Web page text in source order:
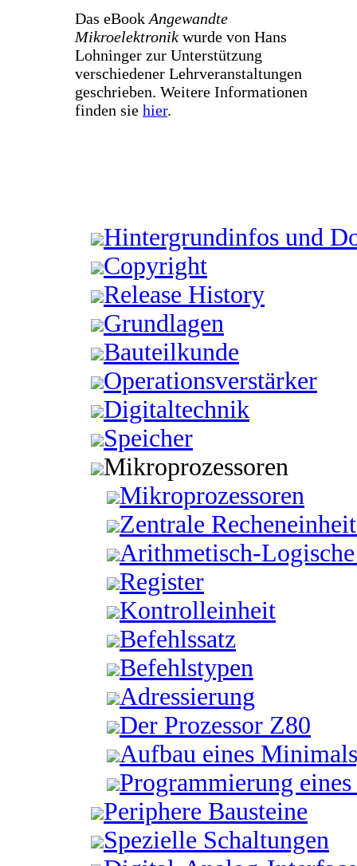
Das eBook Angewandte
Mikroelektronik wurde von Hans
Lohninger zur Unterstützung
verschiedener Lehrveranstaltungen
geschrieben. Weitere Informationen
finden sie hier.
Hintergrundinfos und
Copyright
Release History
Grundlagen
Bauteilkunde
Operationsverstärker
Digitaltechnik
Speicher
Mikroprozessoren
Mikroprozessoren
Zentrale
Arithmetisch-
Register
Kontrolleinheit
Befehlssatz
Befehlstypen
Adressierung
Der Prozessor Z80
Aufbau eines
Programmierung
Periphere Bausteine
Spezielle Schaltungen